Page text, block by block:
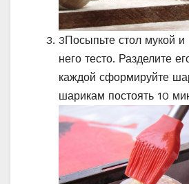
3Посыпьте стол мукой и
него тесто. Разделите
каждой сформируйте
шарикам постоять 10